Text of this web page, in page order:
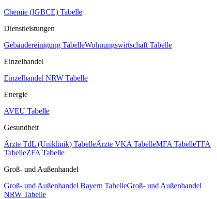
Chemie (IGBCE) Tabelle
Dienstleistungen
Gebäudereinigung TabelleWohnungswirtschaft Tabelle
Einzelhandel
Einzelhandel NRW Tabelle
Energie
AVEU Tabelle
Gesundheit
Ärzte TdL (Uniklinik) TabelleÄrzte VKA TabelleMFA TabelleTFA
TabelleZFA Tabelle
Groß- und Außenhandel
Groß- und Außenhandel Bayern TabelleGroß- und Außenhandel
NRW Tabelle